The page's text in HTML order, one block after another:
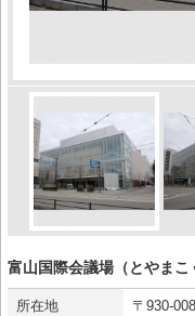
富山国際会議場（とやまこ
所在地 〒930-